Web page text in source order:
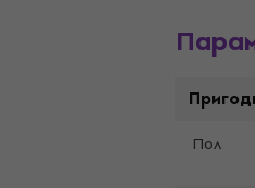
Пол